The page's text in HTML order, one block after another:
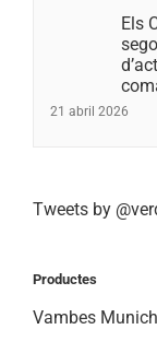
Els
21 abril 2026
Tweets by
Productes
Vambes